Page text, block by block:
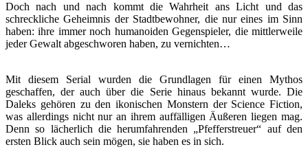
Doch nach und nach kommt die Wahrheit ans Licht und das
schreckliche Geheimnis der Stadtbewohner, die nur eines im Sinn
haben: ihre immer noch humanoiden Gegenspieler, die mittlerweile
jeder Gewalt abgeschworen haben, zu vernichten…
Mit diesem Serial wurden die Grundlagen für einen Mythos
geschaffen, der auch über die Serie hinaus bekannt wurde. Die
Daleks gehören zu den ikonischen Monstern der Science Fiction,
was allerdings nicht nur an ihrem auffälligen Äußeren liegen mag.
Denn so lächerlich die herumfahrenden „Pfefferstreuer“ auf den
ersten Blick auch sein mögen, sie haben es in sich.